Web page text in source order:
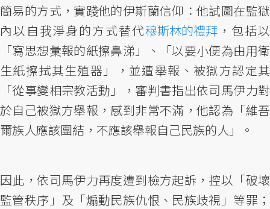
簡易的方式，實踐他的伊斯蘭信仰：他試圖在監獄
內以自我淨身的方式替代穆斯林的禮拜，包括以
「寫思想彙報的紙擦鼻涕」、「以要小便為由用衛
生紙擦拭其生殖器」，並遭舉報、被獄方認定其
「從事變相宗教活動」，審判書指出依司馬伊力對
於自己被獄方舉報，感到非常不滿，他認為「維吾
爾族人應該團結，不應該舉報自己民族的人」。
因此，依司馬伊力再度遭到檢方起訴，控以「破壞
監管秩序」及「煽動民族仇恨、民族歧視」等罪；